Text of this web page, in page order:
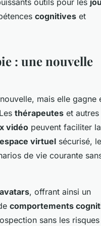
outils pour les
cognitives et
: une nouvelle
mais elle gagne
thérapeutes et autres
vidéo peuvent faciliter la
espace virtuel sécurisé,
de vie courante
avatars, offrant ainsi un
comportements
sans les